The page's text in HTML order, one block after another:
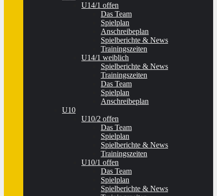
U14/1 offen
Das Team
Spielplan
Anschreibeplan
Spielberichte & News
Trainingszeiten
U14/1 weiblich
Spielberichte & News
Trainingszeiten
Das Team
Spielplan
Anschreibeplan
U10
U10/2 offen
Das Team
Spielplan
Spielberichte & News
Trainingszeiten
U10/1 offen
Das Team
Spielplan
Spielberichte & News